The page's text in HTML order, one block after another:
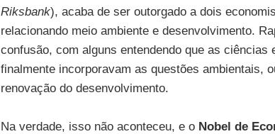
Riksbank), acaba de ser outorgado a dois
relacionando meio ambiente e desenvolvimento.
confusão, com alguns entendendo que as ciências
finalmente incorporavam as questões ambientais,
renovação do desenvolvimento.
Na verdade, isso não aconteceu, e oNobel de